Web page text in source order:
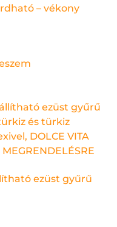
– vékony
ezüst gyűrű